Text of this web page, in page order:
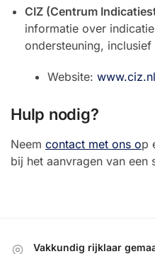
CIZ (Centrum
informatie over
ondersteuning,
Website: www.ciz.nl
Hulp nodig?
Neem contact met ons op
bij het aanvragen van een
Vakkundig rijklaar